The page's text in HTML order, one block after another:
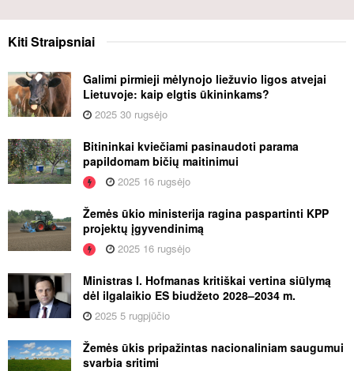
KitiStraipsniai
Galimi pirmieji mėlynojo liežuvio ligos atvejai
Lietuvoje: kaip elgtis ūkininkams?
2025 30 rugsėjo
Bitininkai kviečiami pasinaudoti parama
papildomam bičių maitinimui
2025 16 rugsėjo
Žemės ūkio ministerija ragina paspartinti KPP
projektų įgyvendinimą
2025 16 rugsėjo
Ministras I. Hofmanas kritiškai vertina siūlymą
dėl ilgalaikio ES biudžeto 2028–2034 m.
2025 5 rugpjūčio
Žemės ūkis pripažintas nacionaliniam saugumui
svarbia sritimi